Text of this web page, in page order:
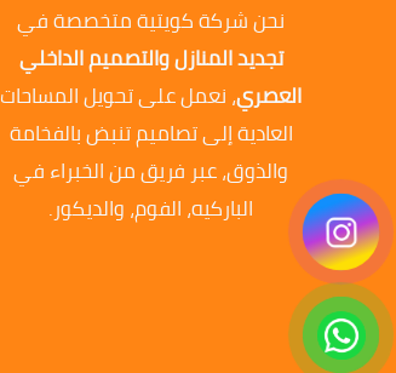
نحن شركة كويتية متخصصة في
تجديد المنازل والتصميم الداخلي
العصري، نعمل على تحويل المساحات
العادية إلى تصاميم تنبض بالفخامة
والذوق، عبر فريق من الخبراء في
الباركيه، الفوم، والديكور.